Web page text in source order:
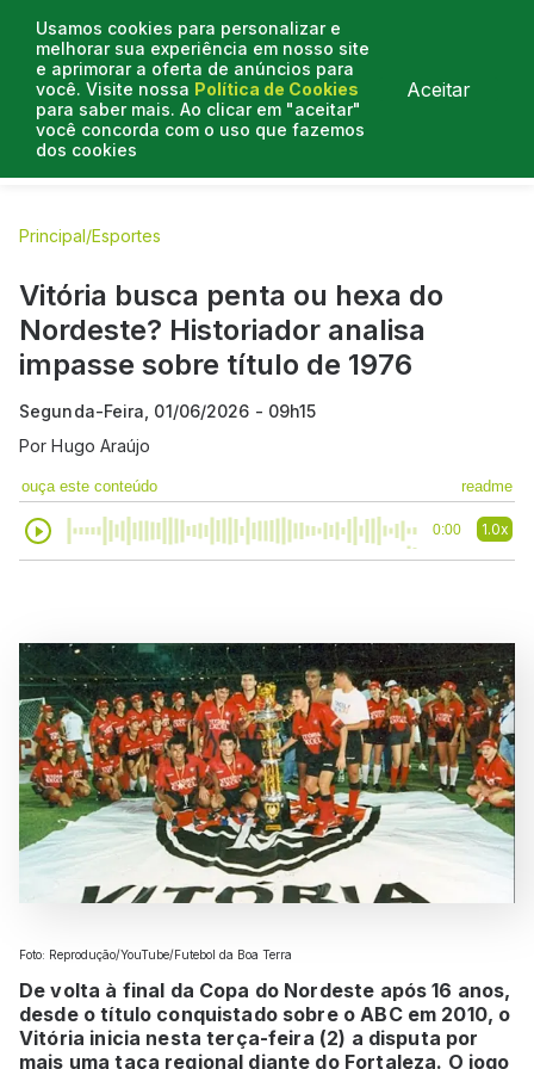
Usamos cookies para personalizar e
melhorar sua experiência em nosso site
e aprimorar a oferta de anúncios para
você. Visite nossa Política de Cookies
para saber mais. Ao clicar em "aceitar"
você concorda com o uso que fazemos
dos cookies
Aceitar
E.C Bahia
Principal/Esportes
Vitória busca penta ou hexa do
Nordeste? Historiador analisa
impasse sobre título de 1976
Segunda-Feira, 01/06/2026 - 09h15
PorHugo Araújo
ouça este conteúdo readme
0:00 1.0x
Foto: Reprodução/YouTube/Futebol da Boa Terra
De volta à final da Copa do Nordeste após 16 anos,
desde o título conquistado sobre o ABC em 2010, o
Vitória inicia nesta terça-feira (2) a disputa por
mais uma taça regional diante do Fortaleza. O jogo